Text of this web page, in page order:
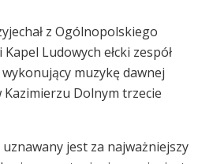
z Ogólnopolskiego
Ludowych ełcki zespół
muzykę dawnej
Kazimierzu Dolnym trzecie
jest za najważniejszy